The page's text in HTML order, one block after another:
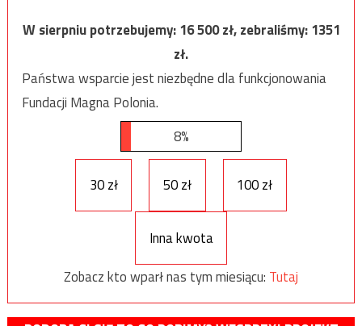
W sierpniu potrzebujemy:16 500zł, zebraliśmy:1351
zł.
Państwa wsparcie jest niezbędne dla funkcjonowania
Fundacji Magna Polonia.
8%
30 zł 50 zł 100 zł
Inna kwota
Zobacz kto wparł nas tym miesiącu: Tutaj